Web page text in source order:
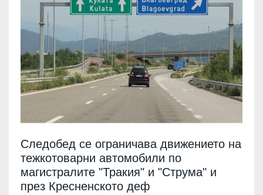
Следобед се ограничава движението на
тежкотоварни автомобили по
магистралите "Тракия" и "Струма" и
през Кресненското деф